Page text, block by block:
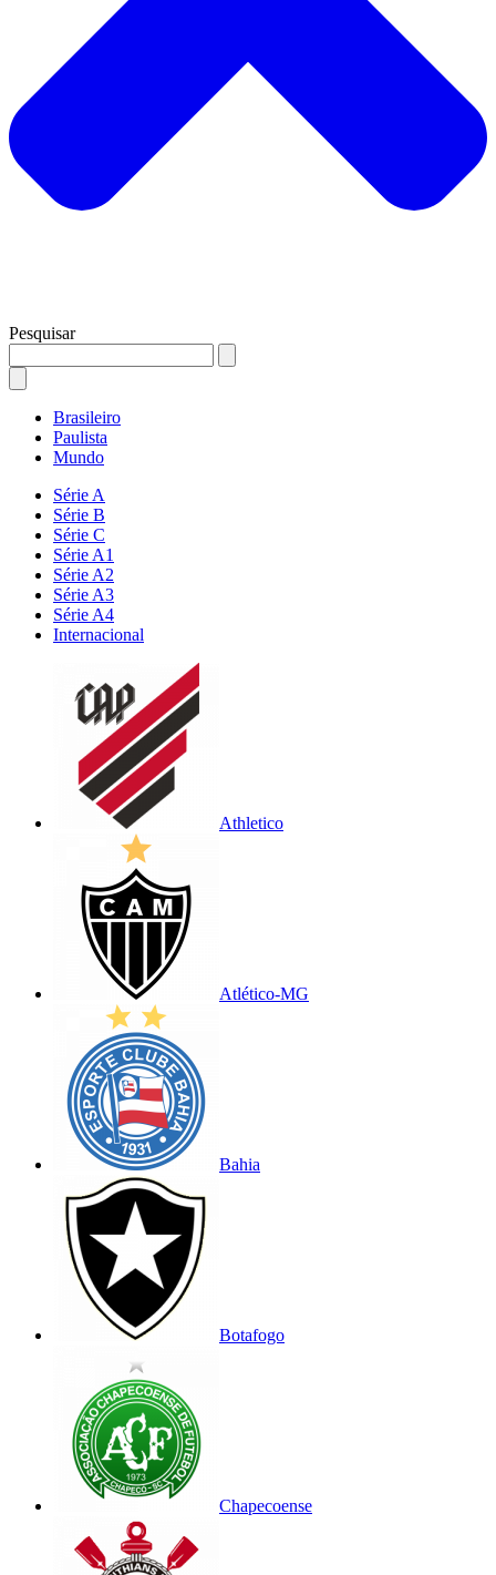
Pesquisar
Brasileiro
Paulista
Mundo
Série A
Série B
Série C
Série A1
Série A2
Série A3
Série A4
Internacional
Athletico
Atlético-MG
Bahia
Botafogo
Chapecoense